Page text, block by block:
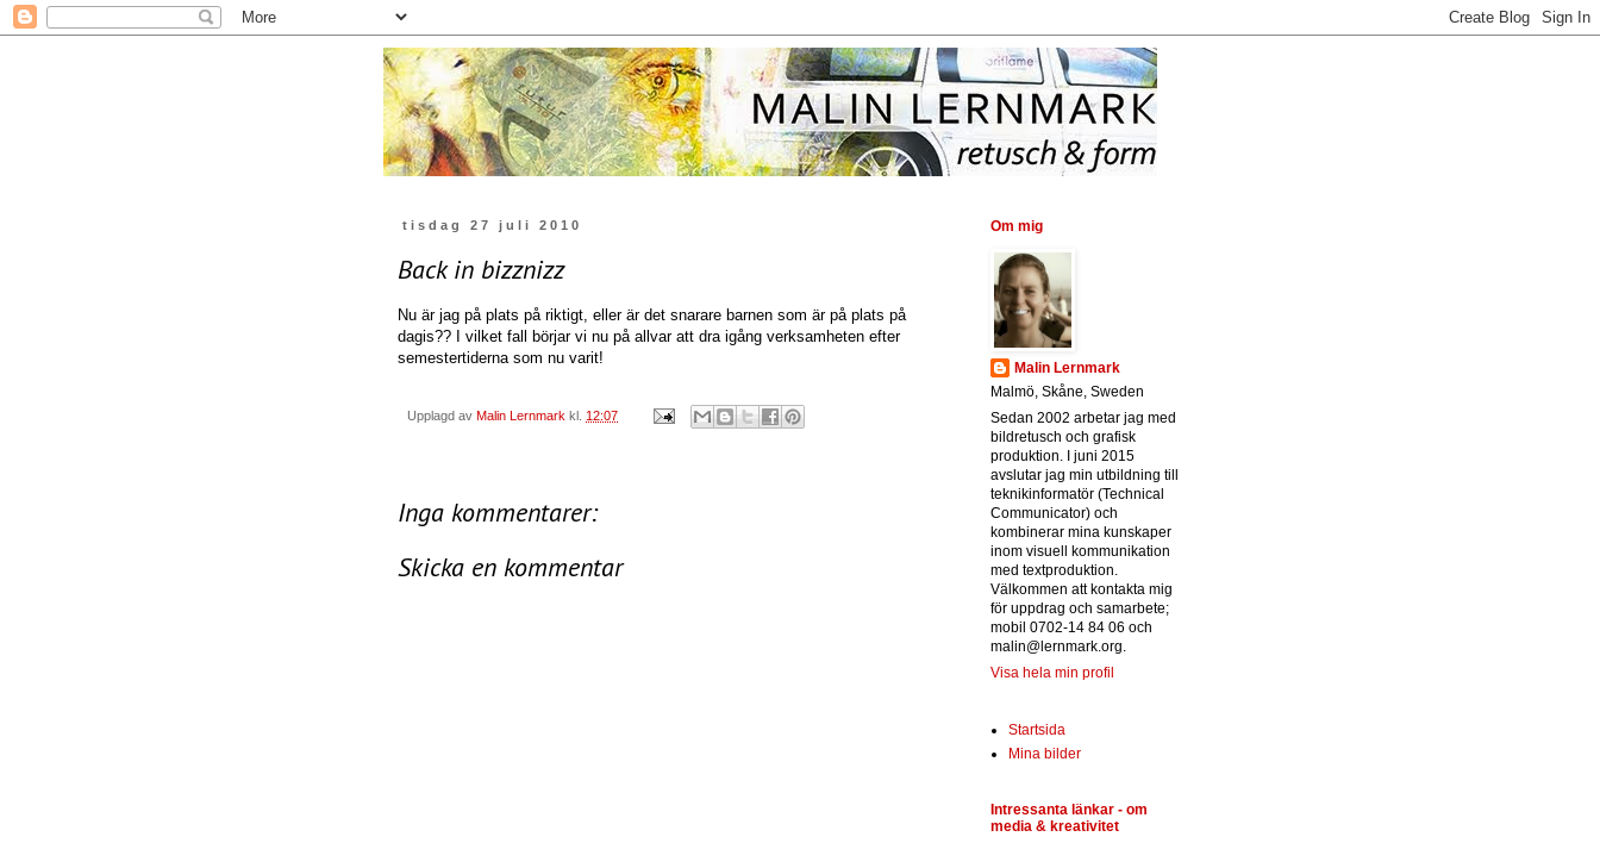
tisdag 27 juli 2010
Back in bizznizz
Nu är jag på plats på riktigt, eller är det snarare barnen som är på plats på
dagis?? I vilket fall börjar vi nu på allvar att dra igång verksamheten efter
semestertiderna som nu varit!
Upplagd av Malin Lernmark kl. 12:07
Inga kommentarer:
Skicka en kommentar
Om mig
Malin Lernmark
Malmö, Skåne, Sweden
Sedan 2002 arbetar jag med
bildretusch och grafisk
produktion. I juni 2015
avslutar jag min utbildning till
teknikinformatör (Technical
Communicator) och
kombinerar mina kunskaper
inom visuell kommunikation
med textproduktion.
Välkommen att kontakta mig
för uppdrag och samarbete;
mobil 0702-14 84 06 och
malin@lernmark.org.
Visa hela min profil
Startsida
Mina bilder
Intressanta länkar - om
media & kreativitet